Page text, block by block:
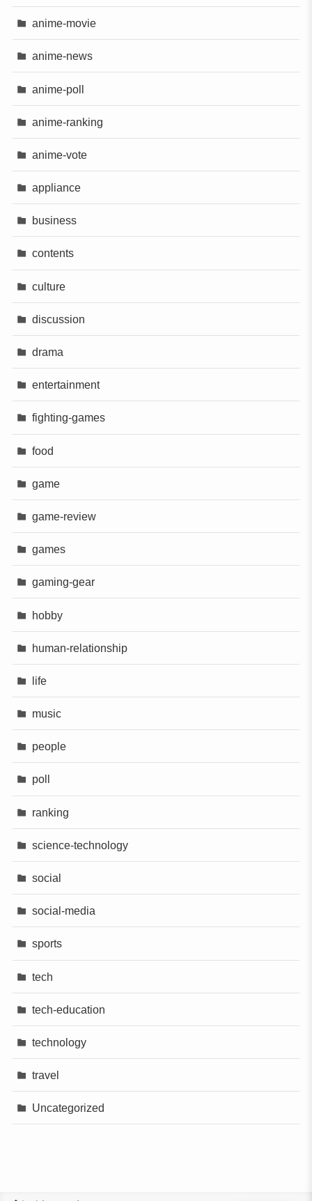
anime-movie
anime-news
anime-poll
anime-ranking
anime-vote
appliance
business
contents
culture
discussion
drama
entertainment
fighting-games
food
game
game-review
games
gaming-gear
hobby
human-relationship
life
music
people
poll
ranking
science-technology
social
social-media
sports
tech
tech-education
technology
travel
Uncategorized